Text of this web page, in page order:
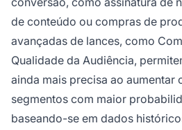
de conteúdo ou compras de
avançadas de lances, como
Qualidade da Audiência,
ainda mais precisa ao aumentar
segmentos com maior
baseando-se em dados